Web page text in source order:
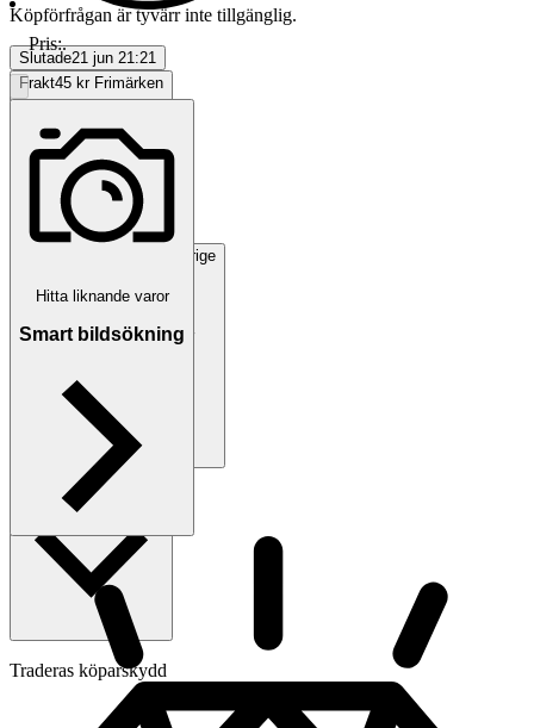
Köpförfrågan är tyvärr inte tillgänglig.
Slutade21 jun 21:21
Frakt45 kr Frimärken
Sennan, Sverige
BetalningVia Tradera
Traderas köparskydd
Pris:.
Hitta liknande varor
Smart bildsökning